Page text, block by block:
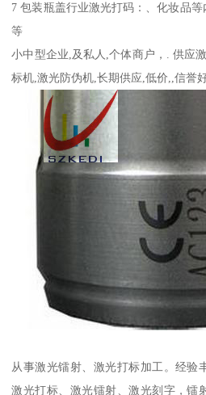
7 包装瓶盖行业激光打码：、化妆品
等
小中型企业,及私人,个体商户，. 供应
标机,激光防伪机,长期供应,低价,,信誉
从事激光镭射、激光打标加工。经验
激光打标、激光镭射、激光刻字，镭